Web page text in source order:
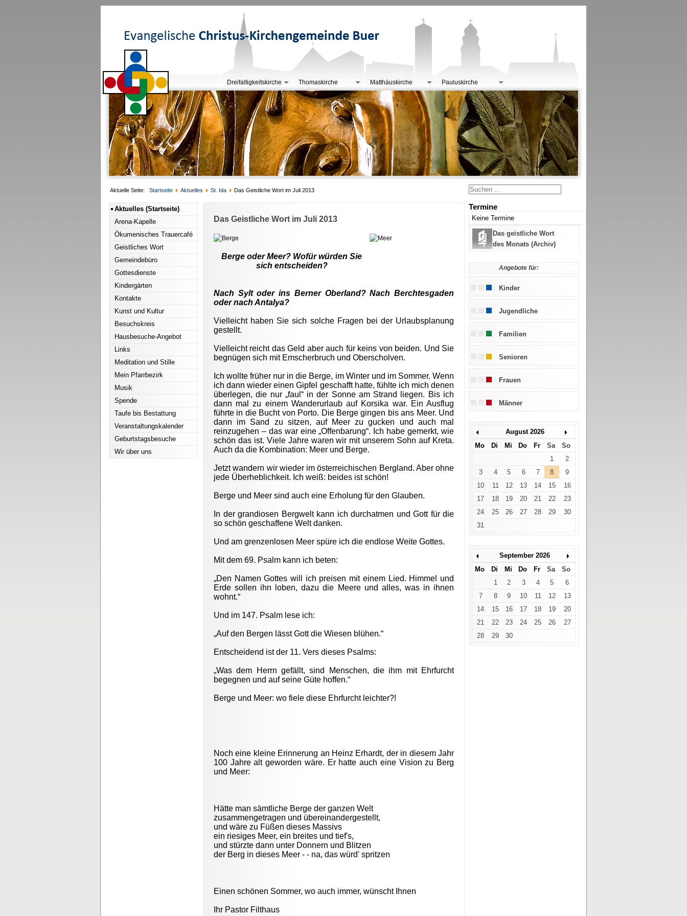
Dreifaltigkeitskirche Thomaskirche Matthäuskirche Pauluskirche
Aktuelle Seite: Startseite Aktuelles St. Ida Das Geistliche Wort im Juli 2013
Aktuelles (Startseite)
Arena-Kapelle
Ökumenisches Trauercafé
Geistliches Wort
Gemeindebüro
Gottesdienste
Kindergärten
Kontakte
Kunst und Kultur
Besuchskreis
Hausbesuche-Angebot
Links
Meditation und Stille
Mein Pfarrbezirk
Musik
Spende
Taufe bis Bestattung
Veranstaltungskalender
Geburtstagsbesuche
Wir über uns
Das Geistliche Wort im Juli 2013
Berge oder Meer? Wofür würden Sie
sich entscheiden?
Nach Sylt oder ins Berner Oberland? Nach Berchtesgaden
oder nach Antalya?
Vielleicht haben Sie sich solche Fragen bei der Urlaubsplanung
gestellt.
Vielleicht reicht das Geld aber auch für keins von beiden. Und Sie
begnügen sich mit Emscherbruch und Oberscholven.
Ich wollte früher nur in die Berge, im Winter und im Sommer. Wenn
ich dann wieder einen Gipfel geschafft hatte, fühlte ich mich denen
überlegen, die nur „faul“ in der Sonne am Strand liegen. Bis ich
dann mal zu einem Wanderurlaub auf Korsika war. Ein Ausflug
führte in die Bucht von Porto. Die Berge gingen bis ans Meer. Und
dann im Sand zu sitzen, auf Meer zu gucken und auch mal
reinzugehen – das war eine „Offenbarung“. Ich habe gemerkt, wie
schön das ist. Viele Jahre waren wir mit unserem Sohn auf Kreta.
Auch da die Kombination: Meer und Berge.
Jetzt wandern wir wieder im österreichischen Bergland. Aber ohne
jede Überheblichkeit. Ich weiß: beides ist schön!
Berge und Meer sind auch eine Erholung für den Glauben.
In der grandiosen Bergwelt kann ich durchatmen und Gott für die
so schön geschaffene Welt danken.
Und am grenzenlosen Meer spüre ich die endlose Weite Gottes.
Mit dem 69. Psalm kann ich beten:
„Den Namen Gottes will ich preisen mit einem Lied. Himmel und
Erde sollen ihn loben, dazu die Meere und alles, was in ihnen
wohnt.“
Und im 147. Psalm lese ich:
„Auf den Bergen lässt Gott die Wiesen blühen.“
Entscheidend ist der 11. Vers dieses Psalms:
„Was dem Herrn gefällt, sind Menschen, die ihm mit Ehrfurcht
begegnen und auf seine Güte hoffen.“
Berge und Meer: wo fiele diese Ehrfurcht leichter?!
Noch eine kleine Erinnerung an Heinz Erhardt, der in diesem Jahr
100 Jahre alt geworden wäre. Er hatte auch eine Vision zu Berg
und Meer:
Hätte man sämtliche Berge der ganzen Welt
zusammengetragen und übereinandergestellt,
und wäre zu Füßen dieses Massivs
ein riesiges Meer, ein breites und tief's,
und stürzte dann unter Donnern und Blitzen
der Berg in dieses Meer - - na, das würd' spritzen
Einen schönen Sommer, wo auch immer, wünscht Ihnen
Ihr Pastor Filthaus
Termine
Keine Termine
Das geistliche Wort
des Monats (Archiv)
Angebote für:
Kinder
Jugendliche
Familien
Senioren
Frauen
Männer
August 2026
Mo
Di Mi Do Fr Sa
So
1
2
3
4 5 6 7 8
9
10
11 12 13 14 15
16
17
18 19 20 21 22
23
24
25 26 27 28 29
30
31
September 2026
Mo
Di Mi Do Fr Sa
So
1
2 3 4 5
6
7
8 9 10 11 12
13
14
15 16 17 18 19
20
21
22 23 24 25 26
27
28
29 30